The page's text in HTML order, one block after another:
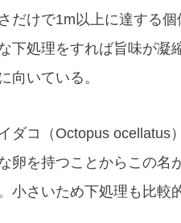
だけで1m以上に達する
下処理をすれば旨味が凝
向いている。
ダコ（Octopus ocellatus
卵を持つことからこの名
小さいため下処理も比較